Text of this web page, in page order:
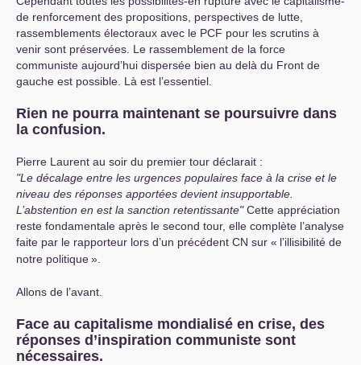
de renforcement des propositions, perspectives de lutte,
rassemblements électoraux avec le PCF pour les scrutins à
venir sont préservées. Le rassemblement de la force
communiste aujourd’hui dispersée bien au delà du Front de
gauche est possible. Là est l’essentiel.
Rien ne pourra maintenant se poursuivre dans
la confusion.
Pierre Laurent au soir du premier tour déclarait :
"Le décalage entre les urgences populaires face à la crise et le
niveau des réponses apportées devient insupportable.
L’abstention en est la sanction retentissante"Cette appréciation
reste fondamentale après le second tour, elle complète l’analyse
faite par le rapporteur lors d’un précédent CN sur « l’illisibilité de
notre politique».
Allons de l’avant.
Face au capitalisme mondialisé en crise, des
réponses d’inspiration communiste sont
nécessaires.